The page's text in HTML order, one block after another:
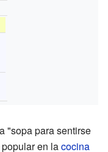
"sopa para sentirse
en lacocina